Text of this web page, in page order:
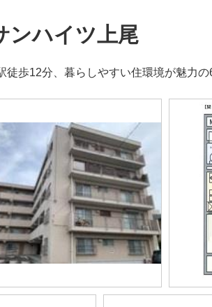
ンハイツ上尾
徒歩12分、暮らしやすい住環境が魅力